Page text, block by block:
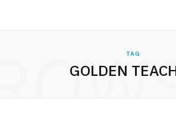
TAG
GOLDEN